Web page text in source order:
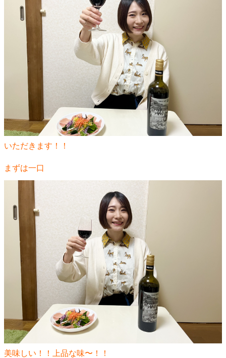
いただきます！！
まずは一口
美味しい！！上品な味〜！！